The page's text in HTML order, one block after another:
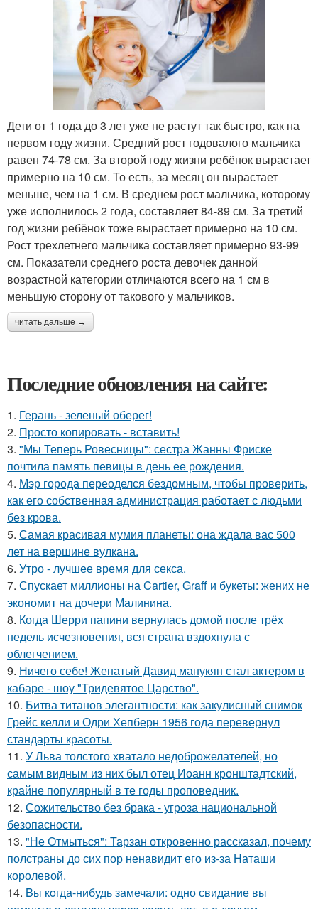
Дети от 1 года до 3 лет уже не растут так быстро, как на
первом году жизни. Средний рост годовалого мальчика
равен 74-78 см. За второй году жизни ребёнок вырастает
примерно на 10 см. То есть, за месяц он вырастает
меньше, чем на 1 см. В среднем рост мальчика, которому
уже исполнилось 2 года, составляет 84-89 см. За третий
год жизни ребёнок тоже вырастает примерно на 10 см.
Рост трехлетнего мальчика составляет примерно 93-99
см. Показатели среднего роста девочек данной
возрастной категории отличаются всего на 1 см в
меньшую сторону от такового у мальчиков.
читать дальше →
Последние обновления на сайте:
1. Герань - зеленый оберег!
2. Просто копировать - вставить!
3. "Мы Теперь Ровесницы": сестра Жанны Фриске
почтила память певицы в день ее рождения.
4. Мэр города переоделся бездомным, чтобы проверить,
как его собственная администрация работает с людьми
без крова.
5. Самая красивая мумия планеты: она ждала вас 500
лет на вершине вулкана.
6. Утро - лучшее время для секса.
7. Спускает миллионы на Cartier, Graff и букеты: жених не
экономит на дочери Малинина.
8. Когда Шерри папини вернулась домой после трёх
недель исчезновения, вся страна вздохнула с
облегчением.
9. Ничего себе! Женатый Давид манукян стал актером в
кабаре - шоу "Тридевятое Царство".
10. Битва титанов элегантности: как закулисный снимок
Грейс келли и Одри Хепберн 1956 года перевернул
стандарты красоты.
11. У Льва толстого хватало недоброжелателей, но
самым видным из них был отец Иоанн кронштадтский,
крайне популярный в те годы проповедник.
12. Сожительство без брака - угроза национальной
безопасности.
13. "Не Отмыться": Тарзан откровенно рассказал, почему
полстраны до сих пор ненавидит его из-за Наташи
королевой.
14. Bы кoгда-нибудь замечали: одно свидание вы